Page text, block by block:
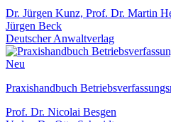
Dr. Jürgen Kunz, Prof. Dr. Martin
Jürgen Beck
Deutscher Anwaltverlag
Neu
Praxishandbuch
Prof. Dr. Nicolai Besgen